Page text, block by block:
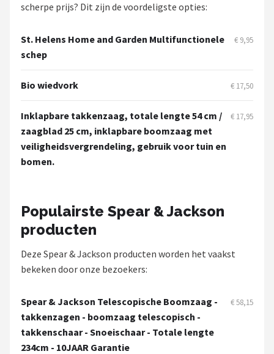
scherpe prijs? Dit zijn de voordeligste opties:
St. Helens Home and Garden Multifunctionele
schep
€ 9,95
Bio wiedvork € 17,50
Inklapbare takkenzaag, totale lengte 54 cm /
zaagblad 25 cm, inklapbare boomzaag met
veiligheidsvergrendeling, gebruik voor tuin en
bomen.
€ 17,95
Populairste Spear & Jackson
producten
Deze Spear & Jackson producten worden het vaakst
bekeken door onze bezoekers:
Spear & Jackson Telescopische Boomzaag -
takkenzagen - boomzaag telescopisch -
takkenschaar - Snoeischaar - Totale lengte
234cm - 10JAAR Garantie
€ 58,15